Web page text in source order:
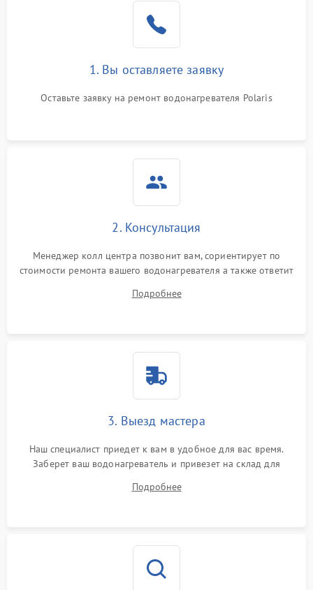
1. Вы оставляете заявку
Оставьте заявку на ремонт водонагревателя Polaris
2. Консультация
Менеджер колл центра позвонит вам, сориентирует по
стоимости ремонта вашего водонагревателя а также ответит
Подробнее
3. Выезд мастера
Наш специалист приедет к вам в удобное для вас время.
Заберет ваш водонагреватель и привезет на склад для
Подробнее